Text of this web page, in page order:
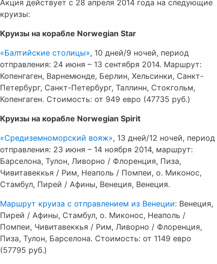
Акция действует с 28 апреля 2014 года на следующие
круизы:
Круизы на корабле Norwegian Star
«Балтийские столицы», 10 дней/9 ночей, период
отправления: 24 июня – 13 сентября 2014. Маршрут:
Копенгаген, Варнемюнде, Берлин, Хельсинки, Санкт-
Петербург, Санкт-Петербург, Таллинн, Стокгольм,
Копенгаген. Стоимость: от 949 евро (47735 руб.)
Круизы на корабле Norwegian Spirit
«Средиземноморский вояж», 13 дней/12 ночей, период
отправления: 23 июня – 14 ноября 2014, маршрут:
Барселона, Тулон, Ливорно / Флоренция, Пиза,
Чивитавеккья / Рим, Неаполь / Помпеи, о. Миконос,
Стамбул, Пирей / Афины, Венеция, Венеция.
Маршрут круиза с отправлением из Венеции: Венеция,
Пирей / Афины, Стамбул, о. Миконос, Неаполь /
Помпеи, Чивитавеккья / Рим, Ливорно / Флоренция,
Пиза, Тулон, Барселона. Стоимость: от 1149 евро
(57795 руб.)